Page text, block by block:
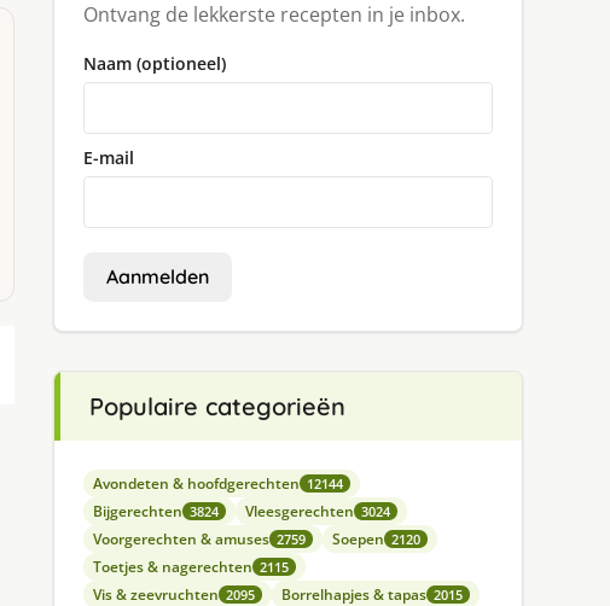
Ontvang de lekkerste recepten in je inbox.
Naam (optioneel)
E-mail
Aanmelden
Populaire categorieën
Avondeten & hoofdgerechten 12144
Bijgerechten 3824 Vleesgerechten 3024
Voorgerechten & amuses 2759 Soepen 2120
Toetjes & nagerechten 2115
Vis & zeevruchten 2095 Borrelhapjes & tapas 2015